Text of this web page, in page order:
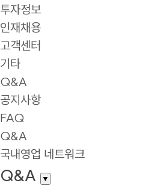
투자정보
인재채용
고객센터
기타
Q&A
공지사항
FAQ
Q&A
국내영업 네트워크
Q&A ▼